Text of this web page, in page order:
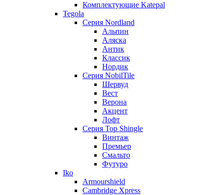
Комплектующие Katepal
Tegola
Серия Nordland
Альпин
Аляска
Антик
Классик
Нордик
Серия NobilTile
Шервуд
Вест
Верона
Акцент
Лофт
Серия Top Shingle
Винтаж
Премьер
Смальто
Футуро
Iko
Armourshield
Cambridge Xpress